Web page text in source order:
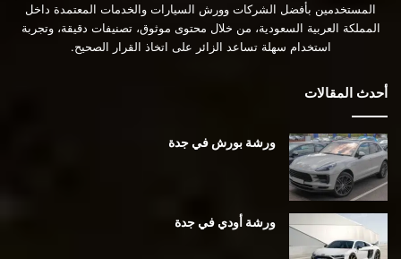
المستخدمين بأفضل الشركات وورش السيارات والخدمات المعتمدة داخل
المملكة العربية السعودية، من خلال محتوى موثوق، تصنيفات دقيقة، وتجربة
استخدام سهلة تساعد الزائر على اتخاذ القرار الصحيح.
أحدث المقالات
ورشة بورش في جدة
ورشة أودي في جدة